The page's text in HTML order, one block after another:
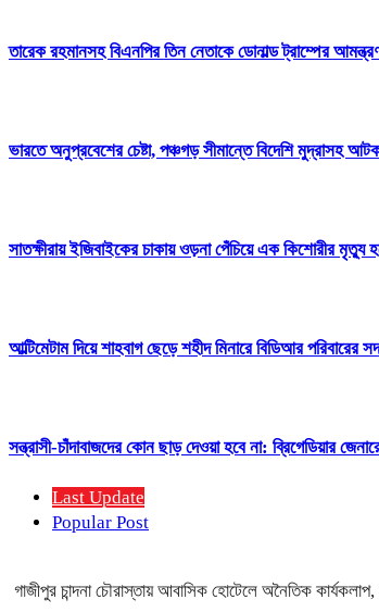
তারেক রহমানসহ বিএনপির তিন নেতাকে ডোনাল্ড ট্রাম্পের
ভারতে অনুপ্রবেশের চেষ্টা, পঞ্চগড় সীমান্তে বিদেশি মুদ্রাসহ
সাতক্ষীরায় ইজিবাইকের চাকায় ওড়না পেঁচিয়ে এক কিশোরীর মৃত্যু
আল্টিমেটাম দিয়ে শাহবাগ ছেড়ে শহীদ মিনারে বিডিআর পরিবারের
সন্ত্রাসী-চাঁদাবাজদের কোন ছাড় দেওয়া হবে না: ব্রিগেডিয়ার
Last Update
Popular Post
গাজীপুর চান্দনা চৌরাস্তায় আবাসিক হোটেলে অনৈতিক